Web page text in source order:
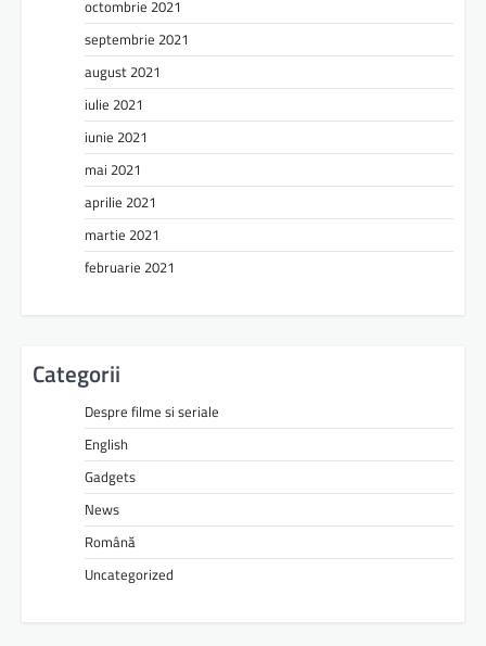
octombrie 2021
septembrie 2021
august 2021
iulie 2021
iunie 2021
mai 2021
aprilie 2021
martie 2021
februarie 2021
Categorii
Despre filme si seriale
English
Gadgets
News
Română
Uncategorized